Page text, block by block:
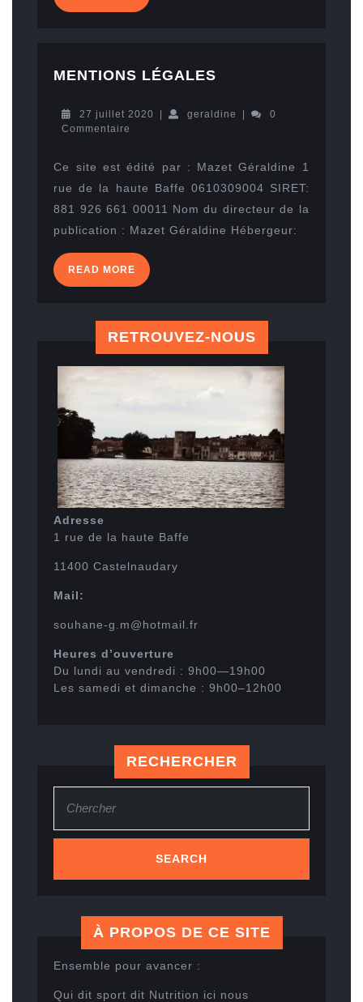
MORE
MENTIONS LÉGALES
27 juillet 2020 27| geraldine geraldine
|
0
Commentaire
Ce site est édité par : Mazet Géraldine 1
rue de la haute Baffe 0610309004 SIRET:
881 926 661 00011 Nom du directeur de la
publication : Mazet Géraldine Hébergeur:
READ MORE READ
MORE
RETROUVEZ-NOUS
Adresse
1 rue de la haute Baffe
11400 Castelnaudary
Mail:
souhane-g.m@hotmail.fr
Heures d’ouverture
Du lundi au vendredi : 9h00—19h00
Les samedi et dimanche : 9h00–12h00
RECHERCHER
for:
À PROPOS DE CE SITE
Ensemble pour avancer :
Qui dit sport dit Nutrition ici nous